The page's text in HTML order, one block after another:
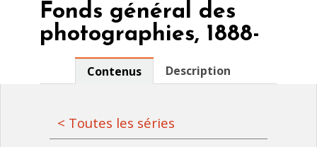
Fonds général des
photographies, 1888-
Contenus Description
< Toutes les séries